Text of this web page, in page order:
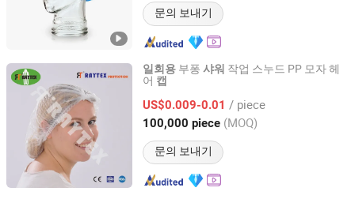
문의 보내기
일회용 부퐁 샤워 작업 스누드 PP 모자 헤
어 캡
US$0.009-0.01 / piece
100,000 piece (MOQ)
문의 보내기
Wuhan Raytex Protection Co., Ltd.
Hubei, China 이후 2012